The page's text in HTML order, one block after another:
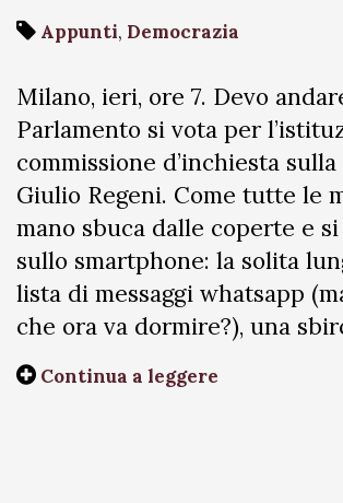
Appunti, Democrazia
Milano, ieri, ore 7. Devo
Parlamento si vota per
commissione d’inchiesta
Giulio Regeni. Come tutte le
mano sbuca dalle coperte e
sullo smartphone: la solita
lista di messaggi whatsapp
che ora va dormire?), una
Continua a leggere